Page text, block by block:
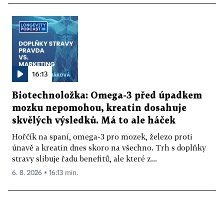
16:13
Biotechnoložka: Omega-3 před úpadkem
mozku nepomohou, kreatin dosahuje
skvělých výsledků. Má to ale háček
Hořčík na spaní, omega-3 pro mozek, železo proti
únavě a kreatin dnes skoro na všechno. Trh s doplňky
stravy slibuje řadu benefitů, ale které z...
6. 8. 2026 ▪ 16:13 min.